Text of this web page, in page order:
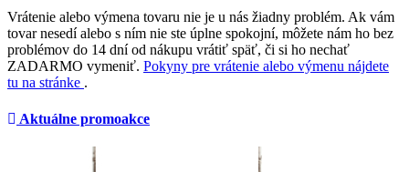
Vrátenie alebo výmena tovaru nie je u nás žiadny problém. Ak vám
tovar nesedí alebo s ním nie ste úplne spokojní, môžete nám ho bez
problémov do 14 dní od nákupu vrátiť späť, či si ho nechať
ZADARMO vymeniť. Pokyny pre vrátenie alebo výmenu nájdete
tu na stránke .
Aktuálne promoakce